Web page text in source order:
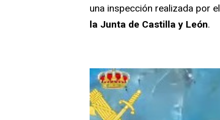
una inspección realizada por el
la Junta de Castilla y León.